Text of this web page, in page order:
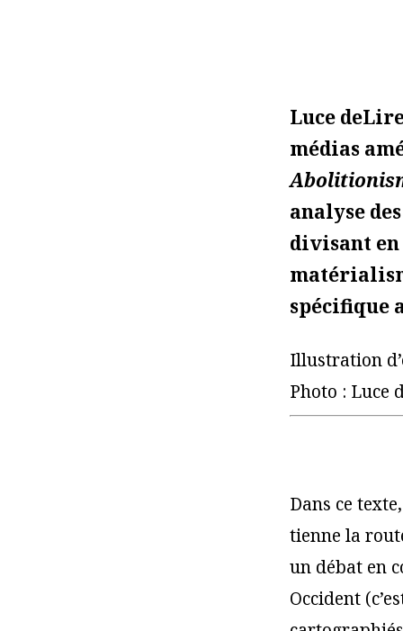
Luce
médias
analyse
divisant en
spécifique
Illustration
Photo : Luce
Dans ce
tienne la
un débat en
Occident